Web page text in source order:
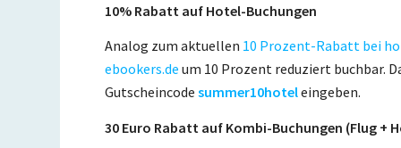
10% Rabatt auf Hotel-Buchungen
Analog zum aktuellen 10 Prozent-Rabatt bei
ebookers.de um 10 Prozent reduziert buchbar.
Gutscheincodesummer10hoteleingeben.
30 Euro Rabatt auf Kombi-Buchungen (Flug +